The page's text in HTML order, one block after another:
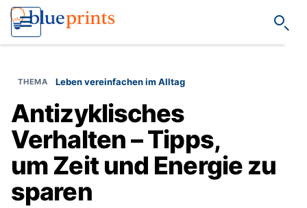
Leben vereinfachen im Alltag
Antizyklisches
Verhalten – Tipps,
um Zeit und Energie zu
sparen